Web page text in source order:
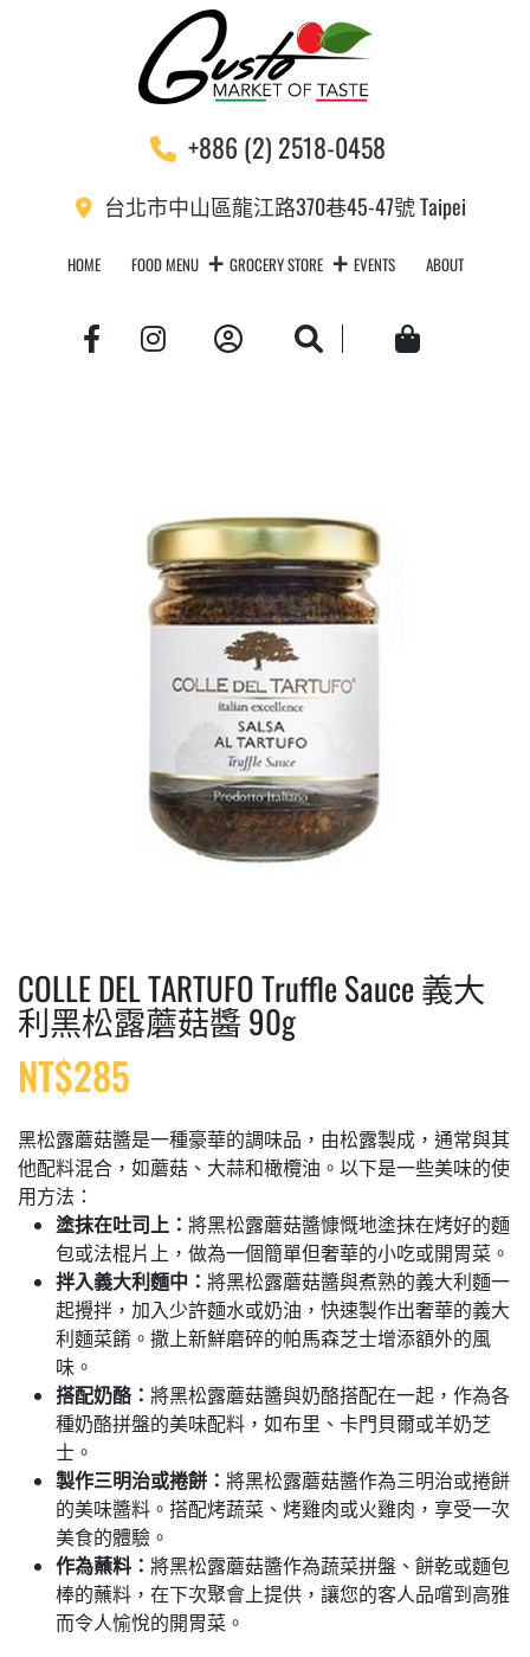
+886 (2) 2518-0458
台北市中山區龍江路370巷45-47號 Taipei
HOME FOOD MENU GROCERY STORE EVENTS ABOUT
Account Search Cart
COLLE DEL TARTUFO Truffle Sauce 義大
利黑松露蘑菇醬 90g
NT$285
黑松露蘑菇醬是一種豪華的調味品，由松露製成，通常與其
他配料混合，如蘑菇、大蒜和橄欖油。以下是一些美味的使
用方法：
塗抹在吐司上 ： 將黑松露蘑菇醬慷慨地塗抹在烤好的麵
包或法棍片上，做為一個簡單但奢華的小吃或開胃菜。
拌入義大利麵中 ： 將黑松露蘑菇醬與煮熟的義大利麵一
起攪拌，加入少許麵水或奶油，快速製作出奢華的義大
利麵菜餚。撒上新鮮磨碎的帕馬森芝士增添額外的風
味。
搭配奶酪： 將黑松露蘑菇醬與奶酪搭配在一起，作為各
種奶酪拼盤的美味配料，如布里、卡門貝爾或羊奶芝
士。
製作三明治或捲餅 ： 將黑松露蘑菇醬作為三明治或捲餅
的美味醬料。搭配烤蔬菜、烤雞肉或火雞肉，享受一次
美食的體驗。
作為蘸料 ： 將黑松露蘑菇醬作為蔬菜拼盤、餅乾或麵包
棒的蘸料，在下次聚會上提供，讓您的客人品嚐到高雅
而令人愉悅的開胃菜。